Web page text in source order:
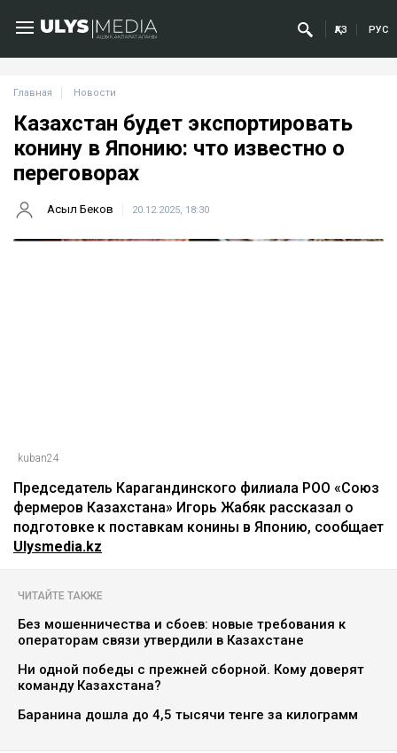
ҚАЗ РУС
Главная Новости
Казахстан будет экспортировать
конину в Японию: что известно о
переговорах
Асыл Беков 20.12.2025, 18:30
kuban24
Председатель Карагандинского филиала РОО «Союз
фермеров Казахстана» Игорь Жабяк рассказал о
подготовке к поставкам конины в Японию, сообщает
Ulysmedia.kz
ЧИТАЙТЕ ТАКЖЕ
Без мошенничества и сбоев: новые требования к
операторам связи утвердили в Казахстане
Ни одной победы с прежней сборной. Кому доверят
команду Казахстана?
Баранина дошла до 4,5 тысячи тенге за килограмм